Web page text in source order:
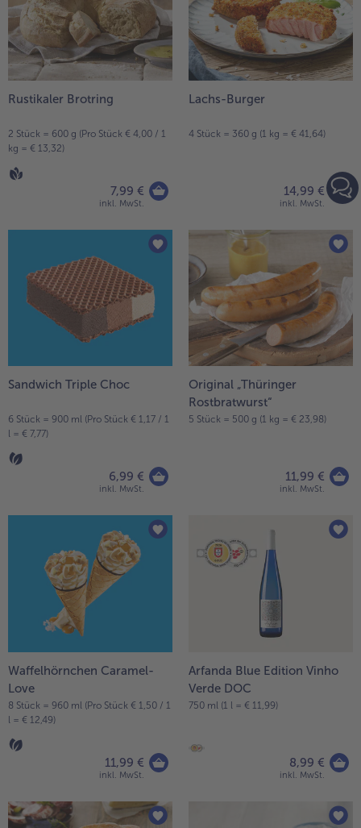
Rustikaler Brotring
2 Stück = 600 g (Pro Stück € 4,00 / 1
kg = € 13,32)
7,99 €
inkl. MwSt.
Lachs-Burger
4 Stück = 360 g (1 kg = € 41,64)
14,99 €
inkl. MwSt.
Sandwich Triple Choc
6 Stück = 900 ml (Pro Stück € 1,17 / 1
l = € 7,77)
6,99 €
inkl. MwSt.
Original „Thüringer
Rostbratwurst“
5 Stück = 500 g (1 kg = € 23,98)
11,99 €
inkl. MwSt.
Waffelhörnchen Caramel-
Love
8 Stück = 960 ml (Pro Stück € 1,50 / 1
l = € 12,49)
11,99 €
inkl. MwSt.
Arfanda Blue Edition Vinho
Verde DOC
750 ml (1 l = € 11,99)
8,99 €
inkl. MwSt.